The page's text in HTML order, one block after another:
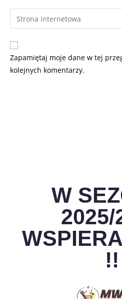
Zapamiętaj moje dane w tej
kolejnych komentarzy.
W
2025/
!!